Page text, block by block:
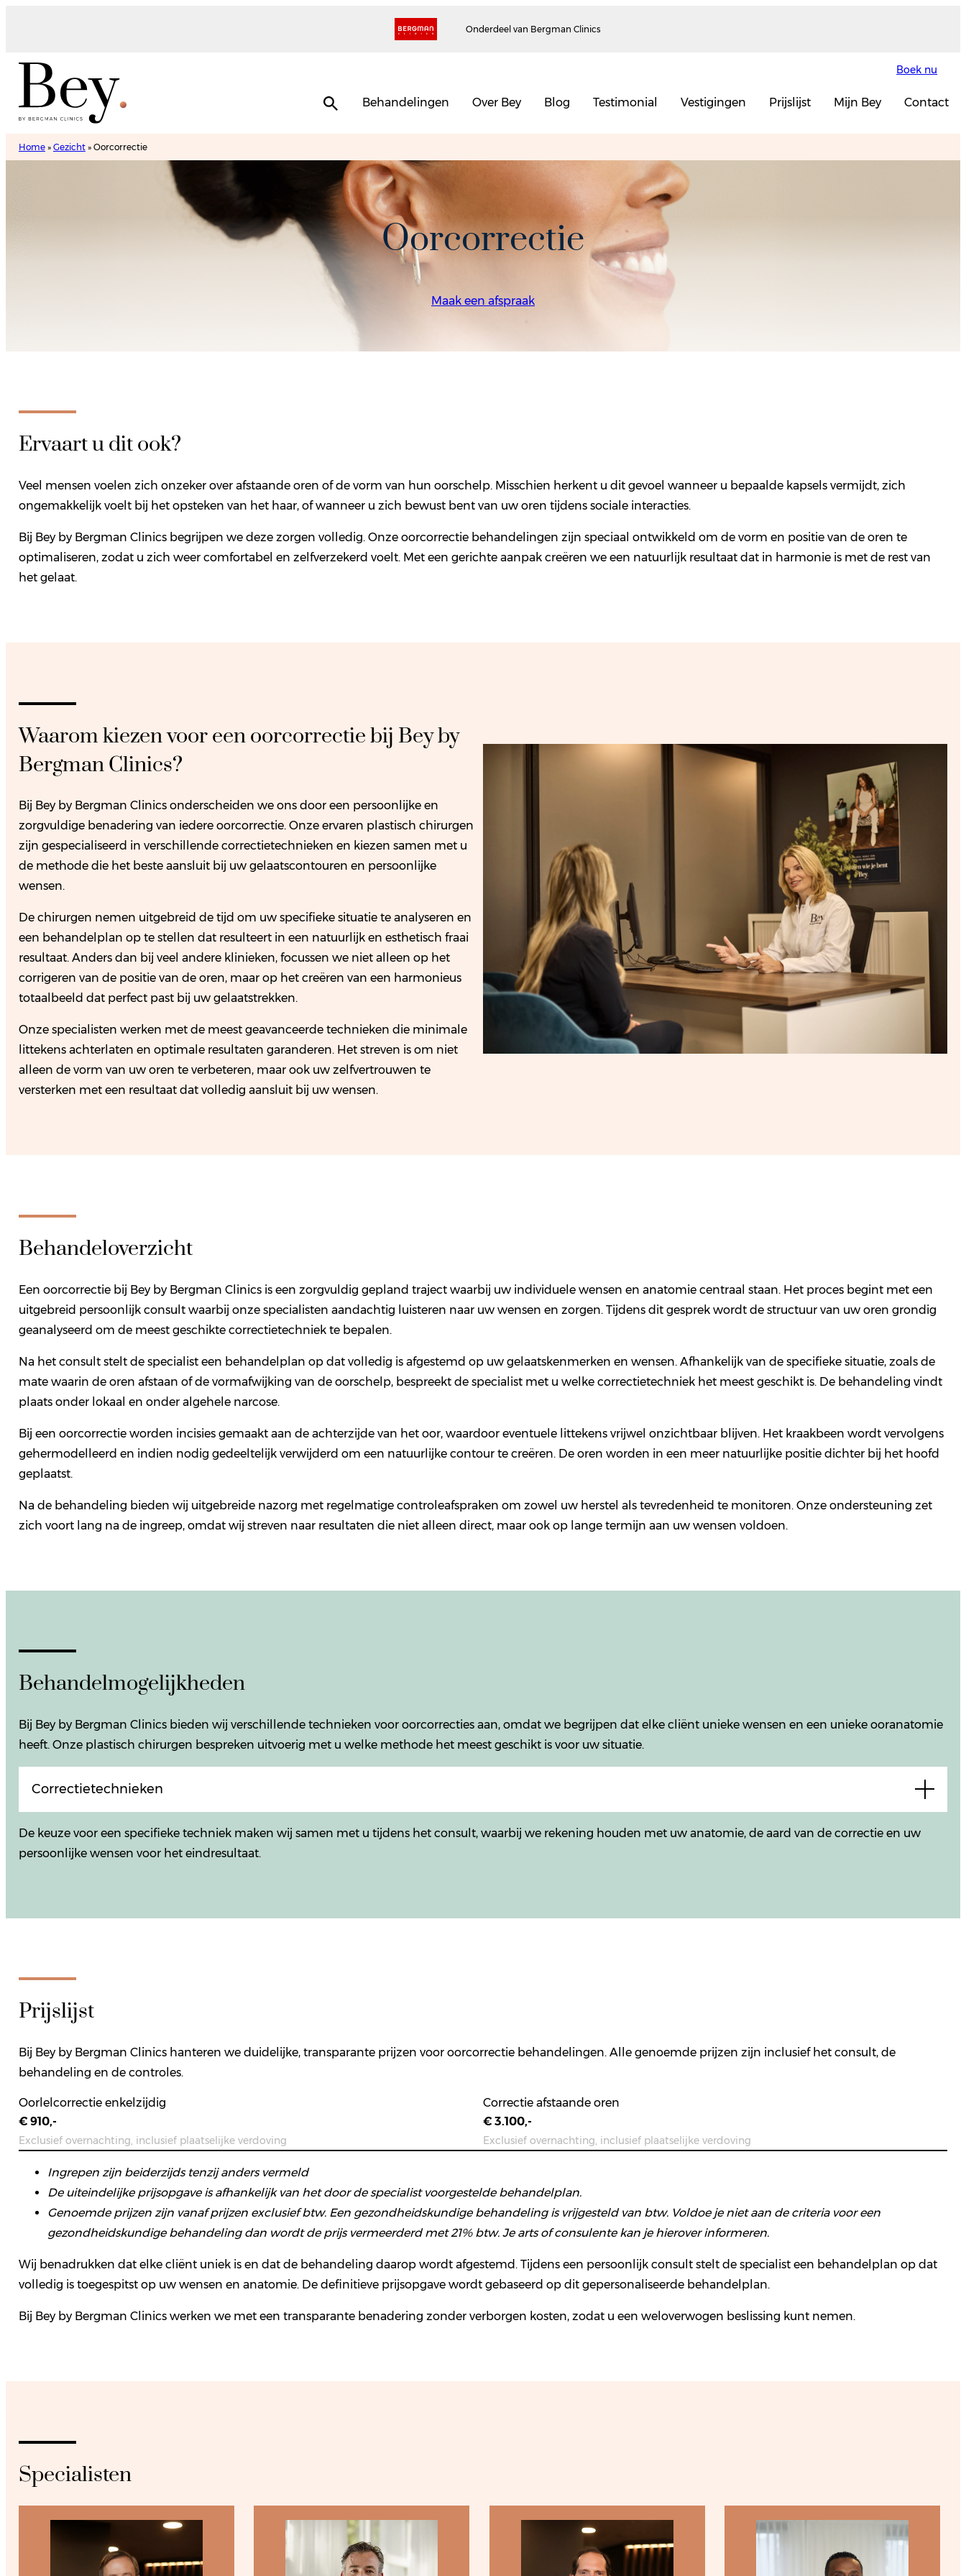
Onderdeel van Bergman Clinics
Boek nu
Behandelingen Over Bey Blog Testimonial Vestigingen Prijslijst Mijn Bey Contact
Home» Gezicht» Oorcorrectie
Oorcorrectie
Maak een afspraak
Ervaart u dit ook?
Veel mensen voelen zich onzeker over afstaande oren of de vorm van hun oorschelp. Misschien herkent u dit gevoel wanneer u bepaalde kapsels vermijdt, zich
ongemakkelijk voelt bij het opsteken van het haar, of wanneer u zich bewust bent van uw oren tijdens sociale interacties.
Bij Bey by Bergman Clinics begrijpen we deze zorgen volledig. Onze oorcorrectie behandelingen zijn speciaal ontwikkeld om de vorm en positie van de oren te
optimaliseren, zodat u zich weer comfortabel en zelfverzekerd voelt. Met een gerichte aanpak creëren we een natuurlijk resultaat dat in harmonie is met de rest van
het gelaat.
Waarom kiezen voor een oorcorrectie bij Bey by
Bergman Clinics?
Bij Bey by Bergman Clinics onderscheiden we ons door een persoonlijke en
zorgvuldige benadering van iedere oorcorrectie. Onze ervaren plastisch chirurgen
zijn gespecialiseerd in verschillende correctietechnieken en kiezen samen met u
de methode die het beste aansluit bij uw gelaatscontouren en persoonlijke
wensen.
De chirurgen nemen uitgebreid de tijd om uw specifieke situatie te analyseren en
een behandelplan op te stellen dat resulteert in een natuurlijk en esthetisch fraai
resultaat. Anders dan bij veel andere klinieken, focussen we niet alleen op het
corrigeren van de positie van de oren, maar op het creëren van een harmonieus
totaalbeeld dat perfect past bij uw gelaatstrekken.
Onze specialisten werken met de meest geavanceerde technieken die minimale
littekens achterlaten en optimale resultaten garanderen. Het streven is om niet
alleen de vorm van uw oren te verbeteren, maar ook uw zelfvertrouwen te
versterken met een resultaat dat volledig aansluit bij uw wensen.
Behandeloverzicht
Een oorcorrectie bij Bey by Bergman Clinics is een zorgvuldig gepland traject waarbij uw individuele wensen en anatomie centraal staan. Het proces begint met een
uitgebreid persoonlijk consult waarbij onze specialisten aandachtig luisteren naar uw wensen en zorgen. Tijdens dit gesprek wordt de structuur van uw oren grondig
geanalyseerd om de meest geschikte correctietechniek te bepalen.
Na het consult stelt de specialist een behandelplan op dat volledig is afgestemd op uw gelaatskenmerken en wensen. Afhankelijk van de specifieke situatie, zoals de
mate waarin de oren afstaan of de vormafwijking van de oorschelp, bespreekt de specialist met u welke correctietechniek het meest geschikt is. De behandeling vindt
plaats onder lokaal en onder algehele narcose.
Bij een oorcorrectie worden incisies gemaakt aan de achterzijde van het oor, waardoor eventuele littekens vrijwel onzichtbaar blijven. Het kraakbeen wordt vervolgens
gehermodelleerd en indien nodig gedeeltelijk verwijderd om een natuurlijke contour te creëren. De oren worden in een meer natuurlijke positie dichter bij het hoofd
geplaatst.
Na de behandeling bieden wij uitgebreide nazorg met regelmatige controleafspraken om zowel uw herstel als tevredenheid te monitoren. Onze ondersteuning zet
zich voort lang na de ingreep, omdat wij streven naar resultaten die niet alleen direct, maar ook op lange termijn aan uw wensen voldoen.
Behandelmogelijkheden
Bij Bey by Bergman Clinics bieden wij verschillende technieken voor oorcorrecties aan, omdat we begrijpen dat elke cliënt unieke wensen en een unieke ooranatomie
heeft. Onze plastisch chirurgen bespreken uitvoerig met u welke methode het meest geschikt is voor uw situatie.
Correctietechnieken
De keuze voor een specifieke techniek maken wij samen met u tijdens het consult, waarbij we rekening houden met uw anatomie, de aard van de correctie en uw
persoonlijke wensen voor het eindresultaat.
Prijslijst
Bij Bey by Bergman Clinics hanteren we duidelijke, transparante prijzen voor oorcorrectie behandelingen. Alle genoemde prijzen zijn inclusief het consult, de
behandeling en de controles.
Oorlelcorrectie enkelzijdig
€ 910,-
Exclusief overnachting, inclusief plaatselijke verdoving
Correctie afstaande oren
€ 3.100,-
Exclusief overnachting, inclusief plaatselijke verdoving
Ingrepen zijn beiderzijds tenzij anders vermeld
De uiteindelijke prijsopgave is afhankelijk van het door de specialist voorgestelde behandelplan.
Genoemde prijzen zijn vanaf prijzen exclusief btw. Een gezondheidskundige behandeling is vrijgesteld van btw. Voldoe je niet aan de criteria voor een
gezondheidskundige behandeling dan wordt de prijs vermeerderd met 21% btw. Je arts of consulente kan je hierover informeren.
Wij benadrukken dat elke cliënt uniek is en dat de behandeling daarop wordt afgestemd. Tijdens een persoonlijk consult stelt de specialist een behandelplan op dat
volledig is toegespitst op uw wensen en anatomie. De definitieve prijsopgave wordt gebaseerd op dit gepersonaliseerde behandelplan.
Bij Bey by Bergman Clinics werken we met een transparante benadering zonder verborgen kosten, zodat u een weloverwogen beslissing kunt nemen.
Specialisten